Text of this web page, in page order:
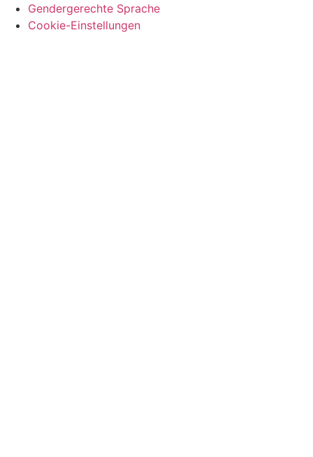
Gendergerechte Sprache
Cookie-Einstellungen